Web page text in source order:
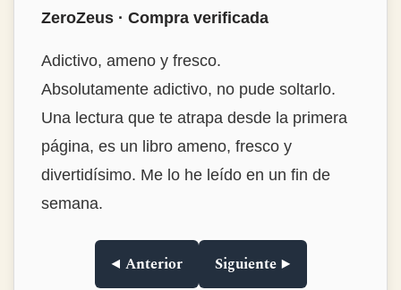
ZeroZeus · Compra verificada
Adictivo, ameno y fresco.
Absolutamente adictivo, no pude soltarlo.
Una lectura que te atrapa desde la primera
página, es un libro ameno, fresco y
divertidísimo. Me lo he leído en un fin de
semana.
◀ Anterior Siguiente ▶